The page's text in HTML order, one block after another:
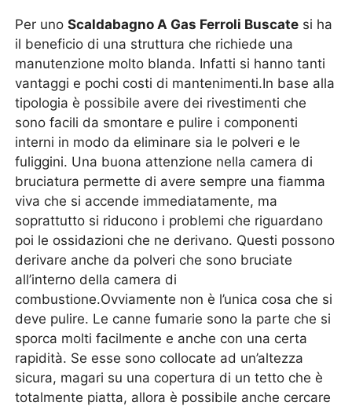
Per unoScaldabagno A Gas Ferroli Buscate si ha
il beneficio di una struttura che richiede una
manutenzione molto blanda. Infatti si hanno tanti
vantaggi e pochi costi di mantenimenti.In base alla
tipologia è possibile avere dei rivestimenti che
sono facili da smontare e pulire i componenti
interni in modo da eliminare sia le polveri e le
fuliggini. Una buona attenzione nella camera di
bruciatura permette di avere sempre una fiamma
viva che si accende immediatamente, ma
soprattutto si riducono i problemi che riguardano
poi le ossidazioni che ne derivano. Questi possono
derivare anche da polveri che sono bruciate
all’interno della camera di
combustione.Ovviamente non è l’unica cosa che si
deve pulire. Le canne fumarie sono la parte che si
sporca molti facilmente e anche con una certa
rapidità. Se esse sono collocate ad un’altezza
sicura, magari su una copertura di un tetto che è
totalmente piatta, allora è possibile anche cercare